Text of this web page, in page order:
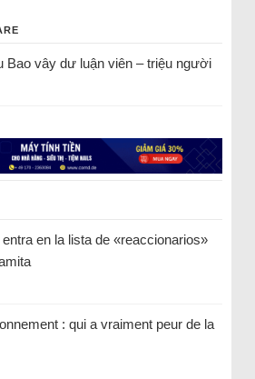
Bao vây dư luận viên – triệu người
en la lista de «reaccionarios»
: qui a vraiment peur de la